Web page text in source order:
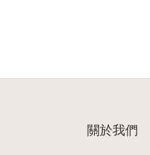
。劇本裡還埋下了許多前後呼
早上聽台通訪問本劇導演林君
關於我們